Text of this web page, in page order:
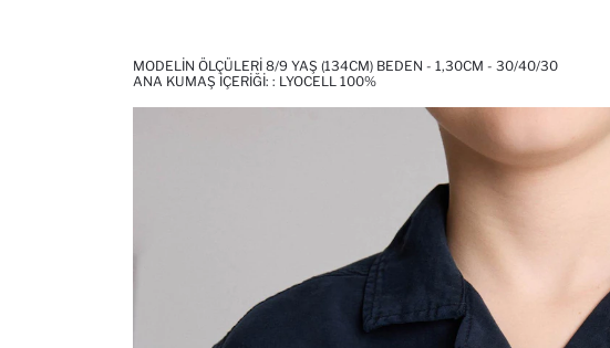
MODELIN ÖLÇÜLERI 8/9 YAŞ (134CM) BEDEN - 1,30CM - 30/40/30
ANA KUMAŞ İÇERIĞI: : LYOCELL 100%